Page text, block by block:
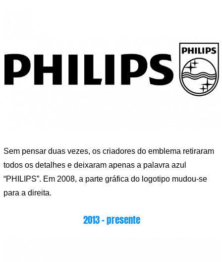
Sem pensar duas vezes, os criadores do emblema retiraram
todos os detalhes e deixaram apenas a palavra azul
“PHILIPS”. Em 2008, a parte gráfica do logotipo mudou-se
para a direita.
2013 – presente